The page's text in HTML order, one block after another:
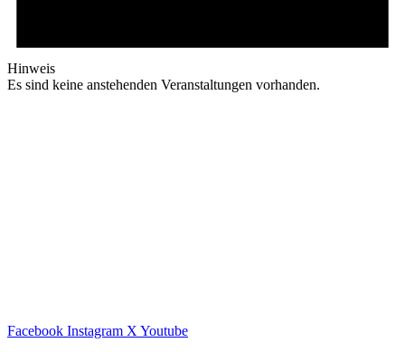
Hinweis
Es sind keine anstehenden Veranstaltungen vorhanden.
Facebook Instagram X Youtube